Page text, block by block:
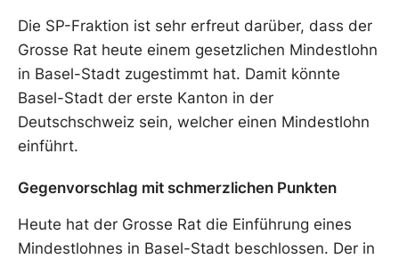
Die SP-Fraktion ist sehr erfreut darüber, dass der
Grosse Rat heute einem gesetzlichen Mindestlohn
in Basel-Stadt zugestimmt hat. Damit könnte
Basel-Stadt der erste Kanton in der
Deutschschweiz sein, welcher einen Mindestlohn
einführt.
Gegenvorschlag mit schmerzlichen Punkten
Heute hat der Grosse Rat die Einführung eines
Mindestlohnes in Basel-Stadt beschlossen. Der in